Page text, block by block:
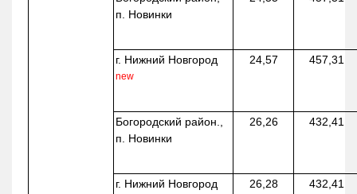
п. Новинки
г. Нижний Новгород
new
24,57 457,31
Богородский район.,
п. Новинки
26,26 432,41
г. Нижний Новгород 26,28 432,41